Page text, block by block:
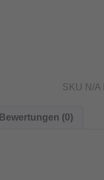
SKU N/A
Bewertungen (0)